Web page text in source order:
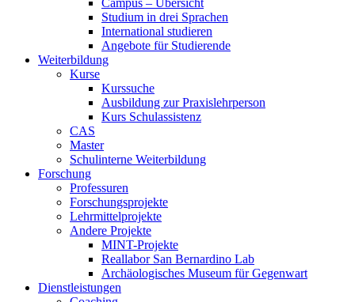
Campus – Übersicht
Studium in drei Sprachen
International studieren
Angebote für Studierende
Weiterbildung
Kurse
Kurssuche
Ausbildung zur Praxislehrperson
Kurs Schulassistenz
CAS
Master
Schulinterne Weiterbildung
Forschung
Professuren
Forschungsprojekte
Lehrmittelprojekte
Andere Projekte
MINT-Projekte
Reallabor San Bernardino Lab
Archäologisches Museum für Gegenwart
Dienstleistungen